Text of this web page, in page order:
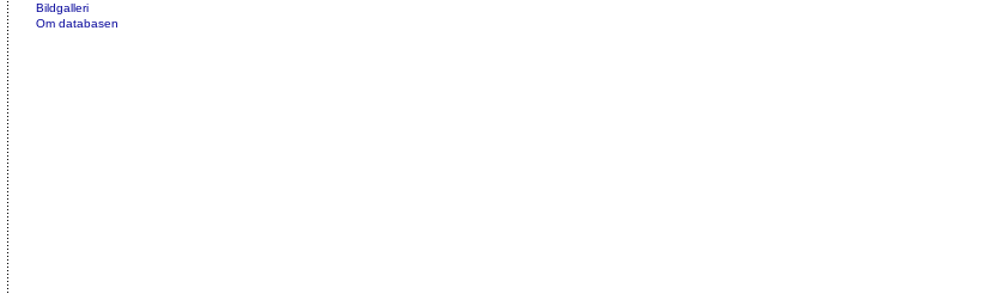
Bildgalleri
Om databasen